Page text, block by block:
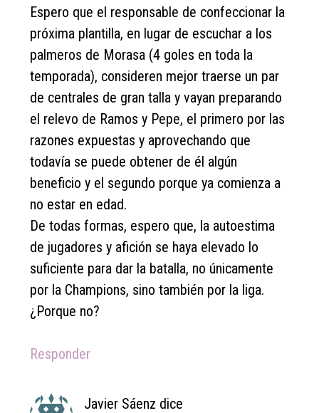
Espero que el responsable de confeccionar la
próxima plantilla, en lugar de escuchar a los
palmeros de Morasa (4 goles en toda la
temporada), consideren mejor traerse un par
de centrales de gran talla y vayan preparando
el relevo de Ramos y Pepe, el primero por las
razones expuestas y aprovechando que
todavía se puede obtener de él algún
beneficio y el segundo porque ya comienza a
no estar en edad.
De todas formas, espero que, la autoestima
de jugadores y afición se haya elevado lo
suficiente para dar la batalla, no únicamente
por la Champions, sino también por la liga.
¿Porque no?
Responder
Javier Sáenz dice